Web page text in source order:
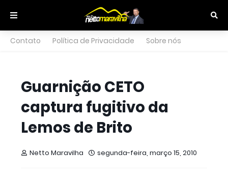
Contato Política de Privacidade Sobre nós
Guarnição CETO
captura fugitivo da
Lemos de Brito
Netto Maravilha segunda-feira, março 15, 2010